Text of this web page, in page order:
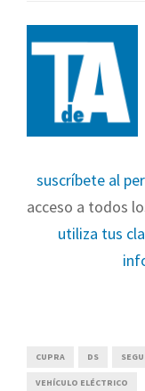
suscríbete al
acceso a todos
utiliza tus
CUPRA DS
VEHÍCULO ELÉCTRICO